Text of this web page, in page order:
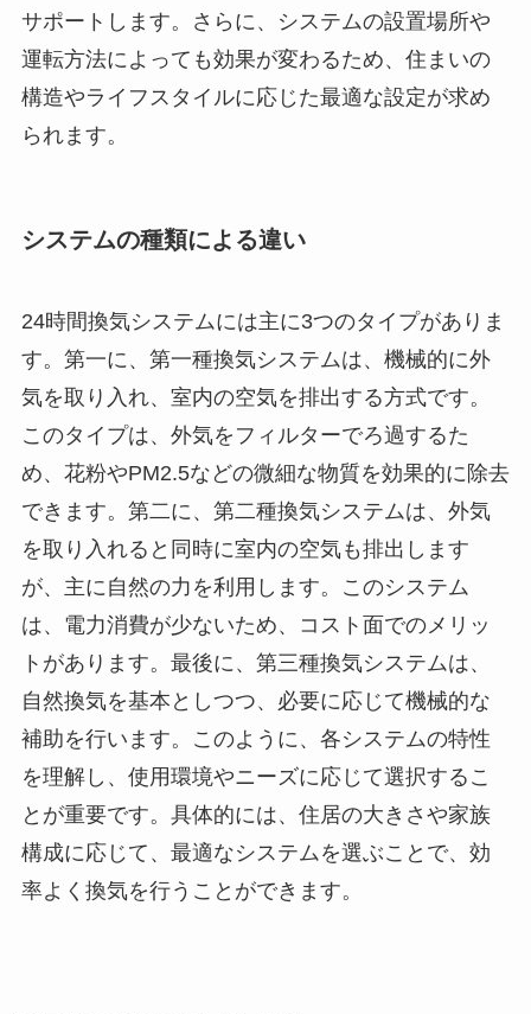
サポートします。さらに、システムの設置場所や
運転方法によっても効果が変わるため、住まいの
構造やライフスタイルに応じた最適な設定が求め
られます。
システムの種類による違い
24時間換気システムには主に3つのタイプがありま
す。第一に、第一種換気システムは、機械的に外
気を取り入れ、室内の空気を排出する方式です。
このタイプは、外気をフィルターでろ過するた
め、花粉やPM2.5などの微細な物質を効果的に除去
できます。第二に、第二種換気システムは、外気
を取り入れると同時に室内の空気も排出します
が、主に自然の力を利用します。このシステム
は、電力消費が少ないため、コスト面でのメリッ
トがあります。最後に、第三種換気システムは、
自然換気を基本としつつ、必要に応じて機械的な
補助を行います。このように、各システムの特性
を理解し、使用環境やニーズに応じて選択するこ
とが重要です。具体的には、住居の大きさや家族
構成に応じて、最適なシステムを選ぶことで、効
率よく換気を行うことができます。